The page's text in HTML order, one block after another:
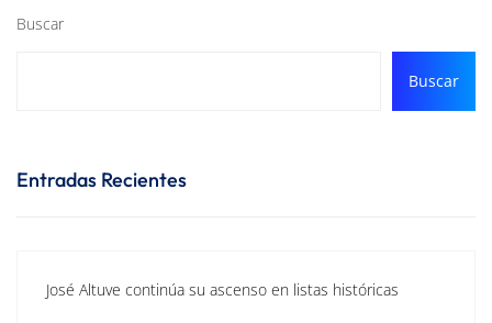
Buscar
Buscar
Entradas Recientes
José Altuve continúa su ascenso en listas históricas